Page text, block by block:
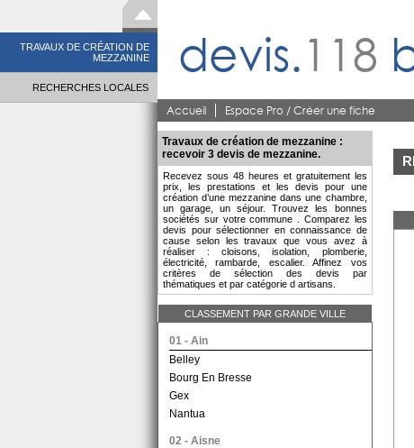
devis.118
Accueil Espace Pro / Créer une fiche
TRAVAUX DE CRÉATION DE
MEZZANINE
RECHERCHES LOCALES
Travaux de création de mezzanine :
recevoir 3 devis de mezzanine.
Recevez sous 48 heures et gratuitement les
prix, les prestations et les devis pour une
création d’une mezzanine dans une chambre,
un garage, un séjour. Trouvez les bonnes
sociétés sur votre commune . Comparez les
devis pour sélectionner en connaissance de
cause selon les travaux que vous avez à
réaliser : cloisons, isolation, plomberie,
électricité, rambarde, escalier. Affinez vos
critères de sélection des devis par
thématiques et par catégorie d artisans.
CLASSEMENT PAR GRANDE VILLE
01 - Ain
Belley
Bourg En Bresse
Gex
Nantua
02 - Aisne